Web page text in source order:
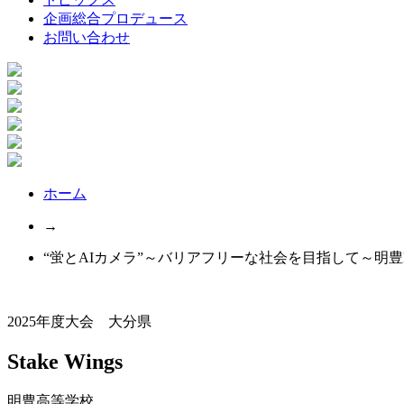
企画総合プロデュース
お問い合わせ
ホーム
→
“蛍とAIカメラ”～バリアフリーな社会を目指して～明
2025年度大会 大分県
Stake Wings
明豊高等学校